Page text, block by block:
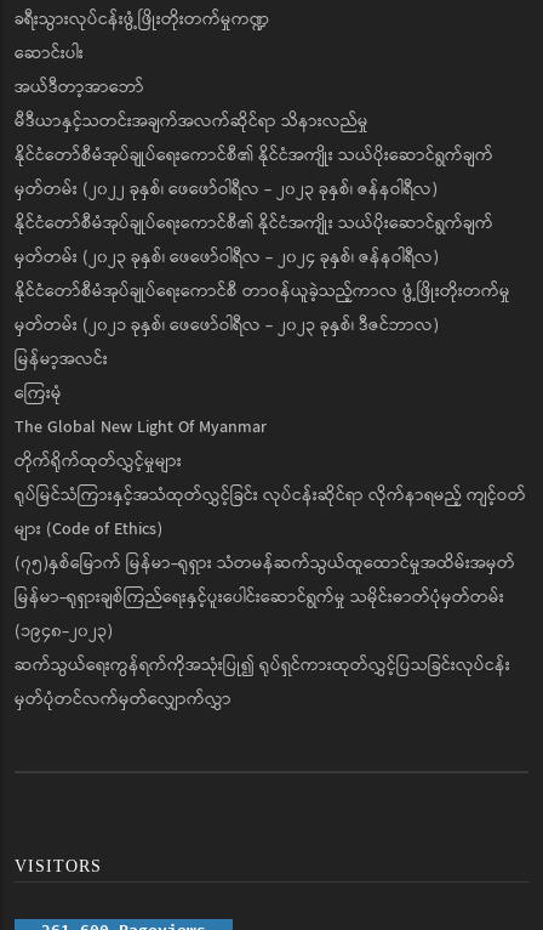
ခရီးသွားလုပ်ငန်းဖွံ့ဖြိုးတိုးတက်မှုကဏ္ဍ
ဆောင်းပါး
အယ်ဒီတာ့အာဘော်
မီဒီယာနှင့်သတင်းအချက်အလက်ဆိုင်ရာ သိနားလည်မှု
နိုင်ငံတော်စီမံအုပ်ချုပ်ရေးကောင်စီ၏ နိုင်ငံအကျိုး သယ်ပိုးဆောင်ရွက်ချက်
မှတ်တမ်း (၂၀၂၂ ခုနှစ်၊ ဖေဖော်ဝါရီလ - ၂၀၂၃ ခုနှစ်၊ ဇန်နဝါရီလ)
နိုင်ငံတော်စီမံအုပ်ချုပ်ရေးကောင်စီ၏ နိုင်ငံအကျိုး သယ်ပိုးဆောင်ရွက်ချက်
မှတ်တမ်း (၂၀၂၃ ခုနှစ်၊ ဖေဖော်ဝါရီလ - ၂၀၂၄ ခုနှစ်၊ ဇန်နဝါရီလ)
နိုင်ငံတော်စီမံအုပ်ချုပ်ရေးကောင်စီ တာဝန်ယူခဲ့သည့်ကာလ ဖွံ့ဖြိုးတိုးတက်မှု
မှတ်တမ်း (၂၀၂၁ ခုနှစ်၊ ဖေဖော်ဝါရီလ - ၂၀၂၃ ခုနှစ်၊ ဒီဇင်ဘာလ)
မြန်မာ့အလင်း
ကြေးမုံ
The Global New Light Of Myanmar
တိုက်ရိုက်ထုတ်လွှင့်မှုများ
ရုပ်မြင်သံကြားနှင့်အသံထုတ်လွှင့်ခြင်း လုပ်ငန်းဆိုင်ရာ လိုက်နာရမည့် ကျင့်ဝတ်
များ (Code of Ethics)
(၇၅)နှစ်မြောက် မြန်မာ-ရုရှား သံတမန်ဆက်သွယ်ထူထောင်မှုအထိမ်းအမှတ်
မြန်မာ-ရုရှားချစ်ကြည်ရေးနှင့်ပူးပေါင်းဆောင်ရွက်မှု သမိုင်းဓာတ်ပုံမှတ်တမ်း
(၁၉၄၈-၂၀၂၃)
ဆက်သွယ်ရေးကွန်ရက်ကိုအသုံးပြု၍ ရုပ်ရှင်ကားထုတ်လွှင့်ပြသခြင်းလုပ်ငန်း
မှတ်ပုံတင်လက်မှတ်လျှောက်လွှာ
VISITORS